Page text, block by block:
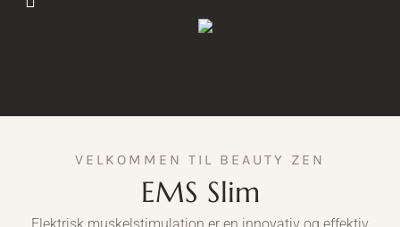
VELKOMMEN TIL BEAUTY ZEN
EMS Slim